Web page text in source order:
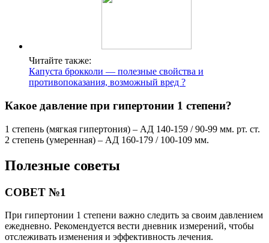
Читайте также:
Капуста брокколи — полезные свойства и
противопоказания, возможный вред ?
Какое давление при гипертонии 1 степени?
1 степень (мягкая гипертония) – АД 140-159 / 90-99 мм. рт. ст.
2 степень (умеренная) – АД 160-179 / 100-109 мм.
Полезные советы
СОВЕТ №1
При гипертонии 1 степени важно следить за своим давлением
ежедневно. Рекомендуется вести дневник измерений, чтобы
отслеживать изменения и эффективность лечения.